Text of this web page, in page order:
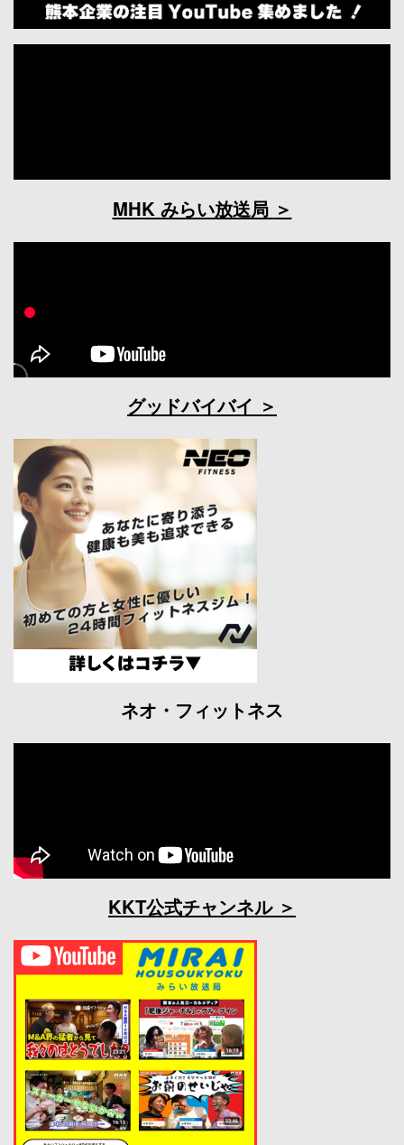
MHK みらい放送局
グッドバイバイ
ネオ・フィットネス
KKT公式チャンネル